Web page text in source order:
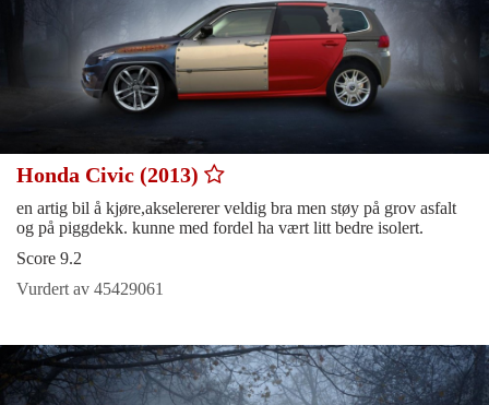
Honda Civic (2013)
en artig bil å kjøre,akselererer veldig bra men støy på grov asfalt
og på piggdekk. kunne med fordel ha vært litt bedre isolert.
Score 9.2
Vurdert av 45429061